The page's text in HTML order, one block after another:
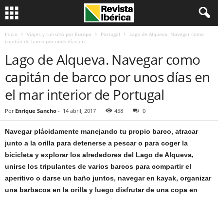
Inicio Viajes y turismo por Europa Portugal
Lago de Alqueva. Navegar como
capitán de barco por unos días en...
Lago de Alqueva. Navegar como
capitán de barco por unos días en
el mar interior de Portugal
Por Enrique Sancho - 14 abril, 2017 458 0
Navegar plácidamente manejando tu propio barco, atracar
junto a la orilla para detenerse a pescar o para coger la
bicicleta y explorar los alrededores del Lago de Alqueva,
unirse los tripulantes de varios barcos para compartir el
aperitivo o darse un baño juntos, navegar en kayak, organizar
una barbacoa en la orilla y luego disfrutar de una copa en